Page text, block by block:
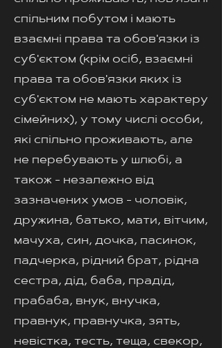
спільним побутом і мають
взаємні права та обов'язки із
суб'єктом (крім осіб, взаємні
права та обов'язки яких із
суб'єктом не мають характеру
сімейних), у тому числі особи,
які спільно проживають, але
не перебувають у шлюбі, а
також - незалежно від
зазначених умов - чоловік,
дружина, батько, мати, вітчим,
мачуха, син, дочка, пасинок,
падчерка, рідний брат, рідна
сестра, дід, баба, прадід,
прабаба, внук, внучка,
правнук, правнучка, зять,
невістка, тесть, теща, свекор,